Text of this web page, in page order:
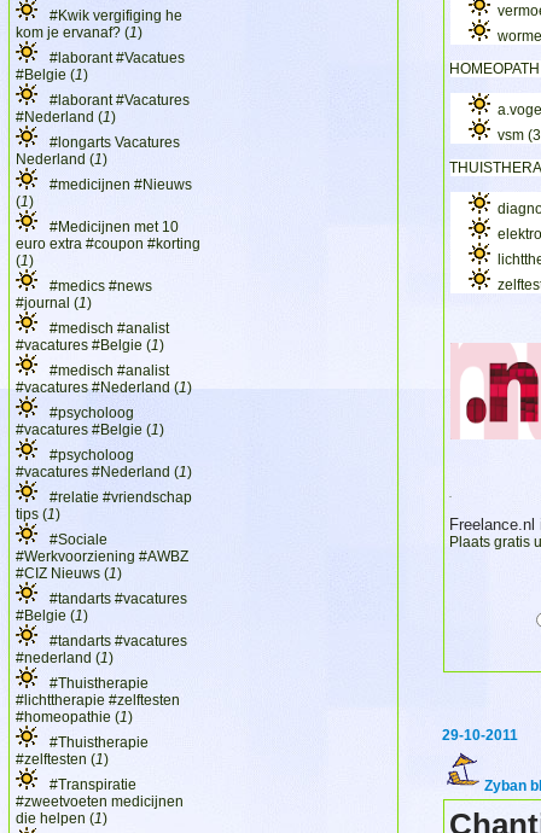
#Kwik vergifiging he
kom je ervanaf? (1)
#laborant #Vacatues
#Belgie (1)
#laborant #Vacatures
#Nederland (1)
#longarts Vacatures
Nederland (1)
#medicijnen #Nieuws
(1)
#Medicijnen met 10
euro extra #coupon #korting
(1)
#medics #news
#journal (1)
#medisch #analist
#vacatures #Belgie (1)
#medisch #analist
#vacatures #Nederland (1)
#psycholoog
#vacatures #Belgie (1)
#psycholoog
#vacatures #Nederland (1)
#relatie #vriendschap
tips (1)
#Sociale
#Werkvoorziening #AWBZ
#CIZ Nieuws (1)
#tandarts #vacatures
#Belgie (1)
#tandarts #vacatures
#nederland (1)
#Thuistherapie
#lichttherapie #zelftesten
#homeopathie (1)
#Thuistherapie
#zelftesten (1)
#Transpiratie
#zweetvoeten medicijnen
die helpen (1)
vsm
.
Plaats gratis
29-10-2011
Zyban